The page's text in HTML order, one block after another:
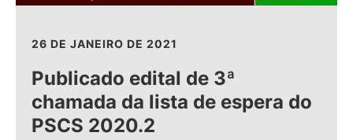
26 DE JANEIRO DE 2021
Publicado edital de 3ª
chamada da lista de espera do
PSCS 2020.2